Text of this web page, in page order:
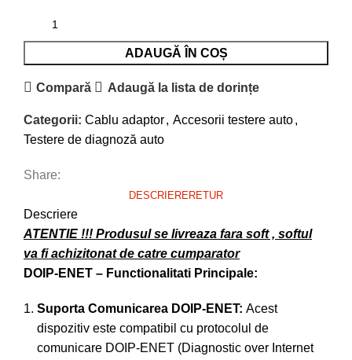
ADAUGĂ ÎN COȘ
Compară Adaugă la lista de dorințe
Categorii: Cablu adaptor, Accesorii testere auto,
Testere de diagnoză auto
Share:
DESCRIERERETUR
Descriere
ATENTIE !!! Produsul se livreaza fara soft , softul
va fi achizitonat de catre cumparator
DOIP-ENET – Functionalitati Principale:
Suporta Comunicarea DOIP-ENET: Acest
dispozitiv este compatibil cu protocolul de
comunicare DOIP-ENET (Diagnostic over Internet